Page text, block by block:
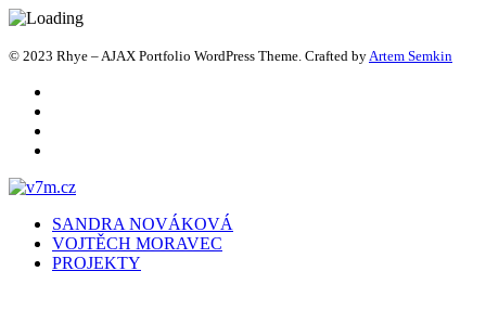
© 2023 Rhye – AJAX Portfolio WordPress Theme. Crafted byArtem Semkin
SANDRA NOVÁKOVÁ
VOJTĚCH MORAVEC
PROJEKTY